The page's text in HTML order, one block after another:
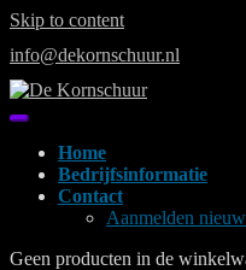
Skip to content
info@dekornschuur.nl
Home
Bedrijfsinformatie
Contact
Aanmelden
Geen producten in de